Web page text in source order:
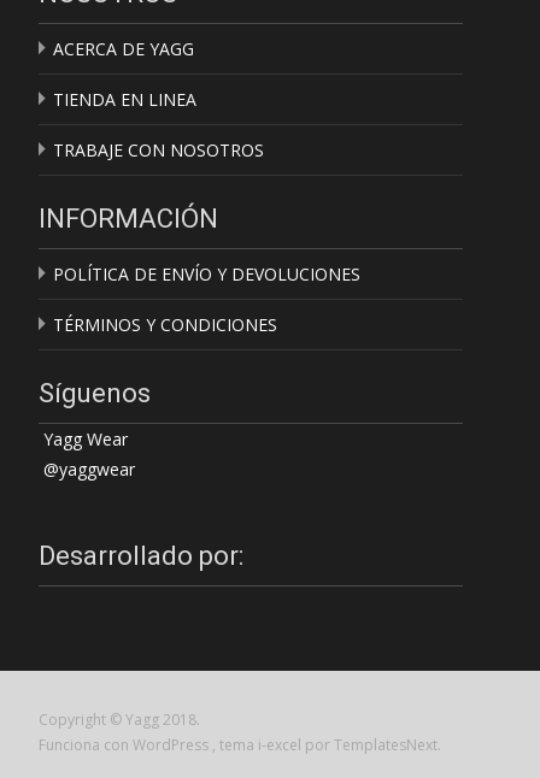
ACERCA DE YAGG
TIENDA EN LINEA
TRABAJE CON NOSOTROS
INFORMACIÓN
POLÍTICA DE ENVÍO Y DEVOLUCIONES
TÉRMINOS Y CONDICIONES
Síguenos
Yagg Wear
@yaggwear
Desarrollado por:
Copyright © Yagg 2018.
Funciona con WordPress , tema i-excel por TemplatesNext.